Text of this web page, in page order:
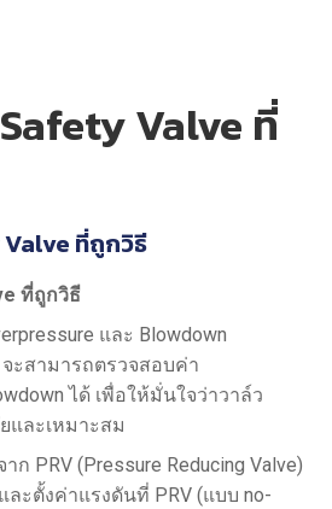
Valve ที่
ที่ถูกวิธี
ที่ถูกวิธี
และ Blowdown
ะสามารถตรวจสอบค่า
ได้ เพื่อให้มั่นใจว่าวาล์ว
และเหมาะสม
ก PRV (Pressure Reducing Valve)
ะตั้งค่าแรงดันที่ PRV (แบบ no-